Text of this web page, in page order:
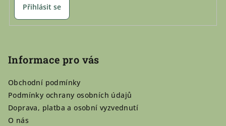
Přihlásit se
Informace pro vás
Obchodní podmínky
Podmínky ochrany osobních údajů
Doprava, platba a osobní vyzvednutí
O nás